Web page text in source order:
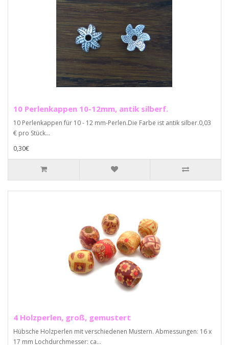
10 Perlenkappen 10-12mm, antik silberf.
10 Perlenkappen für 10 - 12 mm-Perlen.Die Farbe ist antik silber.0,03
€ pro Stück...
0,30€
4 Holzperlen, groß, gemustert
Hübsche Holzperlen mit verschiedenen Mustern. Abmessungen: 16 x
17 mm Lochdurchmesser: ca...